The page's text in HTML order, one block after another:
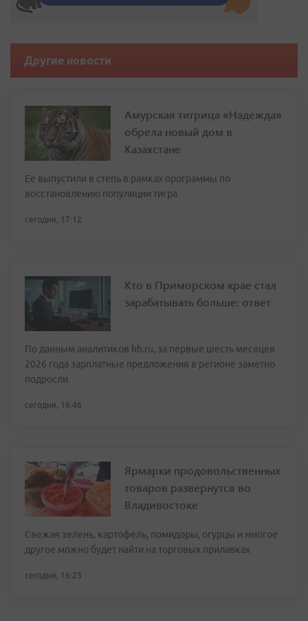
Другие новости
Амурская тигрица «Надежда»
обрела новый дом в
Казахстане
Ее выпустили в степь в рамках программы по
восстановлению популяции тигра
сегодня, 17:12
Кто в Приморском крае стал
зарабатывать больше: ответ
По данным аналитиков hh.ru, за первые шесть месяцев
2026 года зарплатные предложения в регионе заметно
подросли
сегодня, 16:46
Ярмарки продовольственных
товаров развернутся во
Владивостоке
Свежая зелень, картофель, помидоры, огурцы и многое
другое можно будет найти на торговых прилавках
сегодня, 16:23